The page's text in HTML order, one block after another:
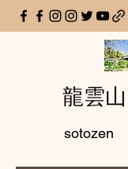
龍雲
sotozen